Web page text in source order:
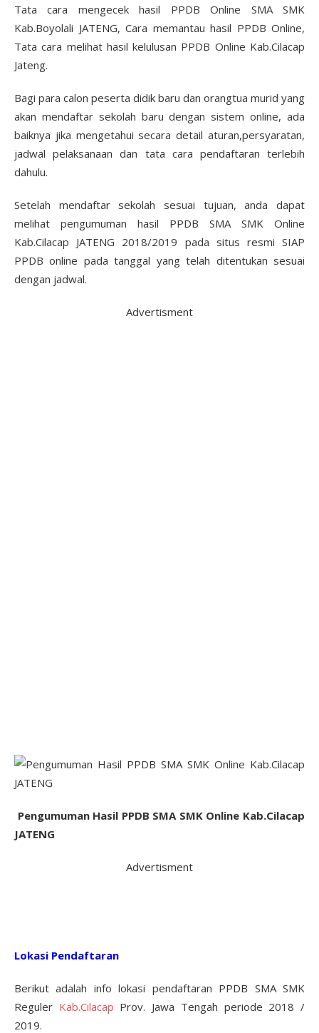
Tata cara mengecek hasil PPDB Online SMA SMK
Kab.Boyolali JATENG, Cara memantau hasil PPDB Online,
Tata cara melihat hasil kelulusan PPDB Online Kab.Cilacap
Jateng.
Bagi para calon peserta didik baru dan orangtua murid yang
akan mendaftar sekolah baru dengan sistem online, ada
baiknya jika mengetahui secara detail aturan,persyaratan,
jadwal pelaksanaan dan tata cara pendaftaran terlebih
dahulu.
Setelah mendaftar sekolah sesuai tujuan, anda dapat
melihat pengumuman hasil PPDB SMA SMK Online
Kab.Cilacap JATENG 2018/2019 pada situs resmi SIAP
PPDB online pada tanggal yang telah ditentukan sesuai
dengan jadwal.
Advertisment
Pengumuman Hasil PPDB SMA SMK Online Kab.Cilacap
JATENG
Advertisment
Lokasi Pendaftaran
Berikut adalah info lokasi pendaftaran PPDB SMA SMK
Reguler Kab.Cilacap Prov. Jawa Tengah periode 2018 /
2019.